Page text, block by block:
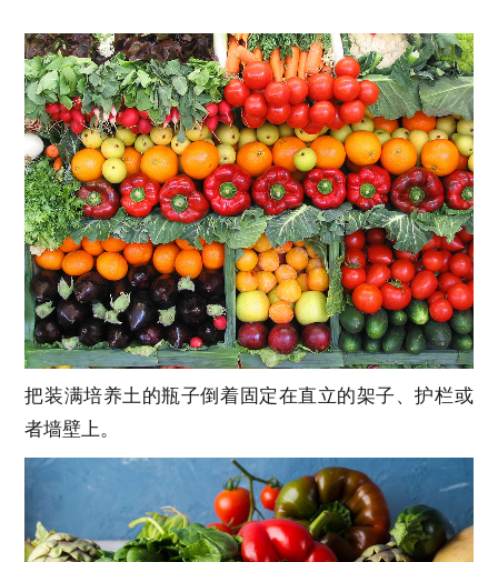
把装满培养土的瓶子倒着固定在直立的架子、护栏或
者墙壁上。